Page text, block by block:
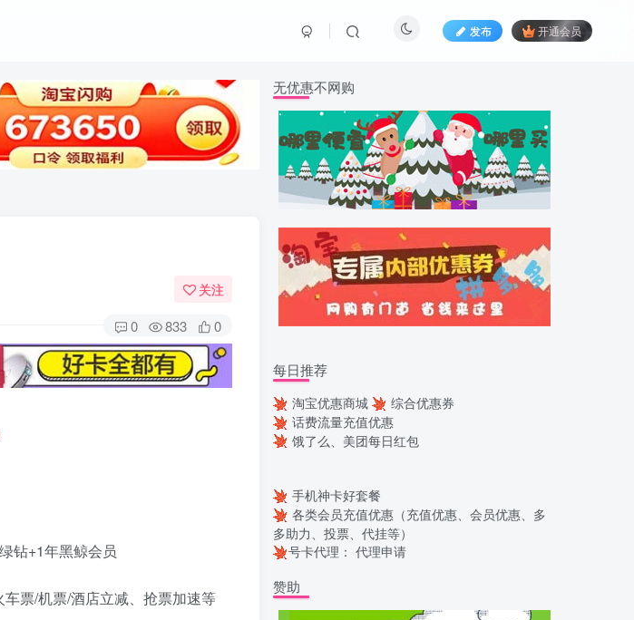
发布 开通会员
关注
0 833 0
钻+1年黑鲸会员
票/机票/酒店立减、抢票加速等
无优惠不网购
每日推荐
淘宝优惠商城
综合优惠券
话费流量充值优惠
饿了么、美团每日红包
手机神卡好套餐
各类会员充值优惠（充值优惠、会员优惠、多
多助力、投票、代挂等）
号卡代理： 代理申请
赞助